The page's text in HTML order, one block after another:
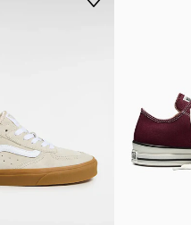
Marka
ID Produktu